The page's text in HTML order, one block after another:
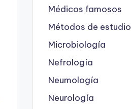
Médicos famosos
Métodos de estudio
Microbiología
Nefrología
Neumología
Neurología